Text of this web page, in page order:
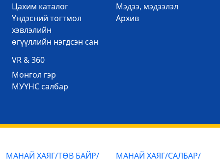
Цахим каталог
Үндэсний тогтмол
хэвлэлийн
өгүүллийн нэгдсэн сан
Mэдээ, мэдээлэл
Архив
VR & 360
Mонгол гэр
МУҮНС салбар
МАНАЙ ХАЯГ/ТӨВ БАЙР/
МАНАЙ ХАЯГ/САЛБАР/